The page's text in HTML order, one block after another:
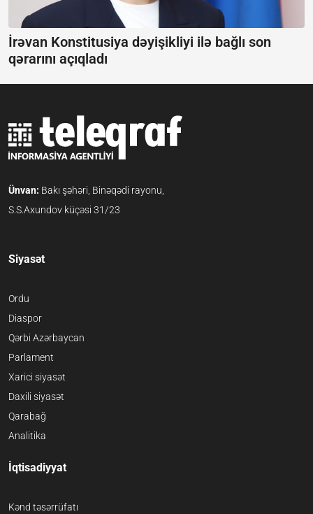
İrəvan Konstitusiya dəyişikliyi ilə bağlı son
qərarını açıqladı
Ünvan: Bakı şəhəri, Binəqədi rayonu,
S.S.Axundov küçəsi 31/23
Siyasət
Ordu
Diaspor
Qərbi Azərbaycan
Parlament
Xarici siyasət
Daxili siyasət
Qarabağ
Analitika
İqtisadiyyat
Kənd təsərrüfatı